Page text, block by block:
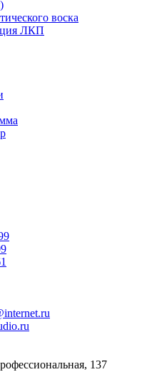
воска
ЛКП
137